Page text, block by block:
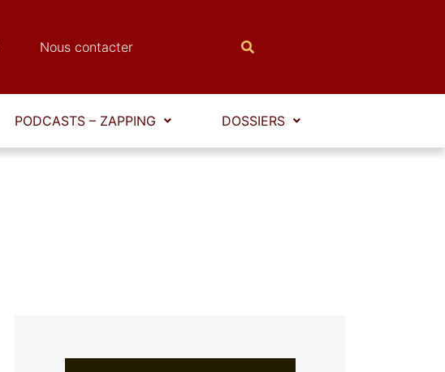
Nous contacter
PODCASTS – ZAPPING DOSSIERS